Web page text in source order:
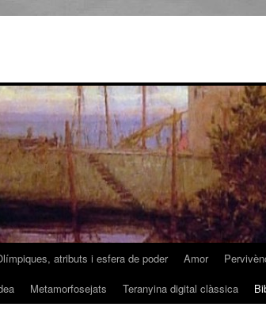
atributs i esfera de poder Amor
Metamorfosejats Teranyina digital clàssica